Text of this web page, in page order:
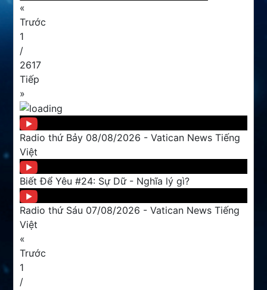
«
Trước
1
/
2617
Tiếp
»
Radio thứ Bảy 08/08/2026 - Vatican News Tiếng
Việt
Biết Để Yêu #24: Sự Dữ - Nghĩa lý gì?
Radio thứ Sáu 07/08/2026 - Vatican News Tiếng
Việt
«
Trước
1
/